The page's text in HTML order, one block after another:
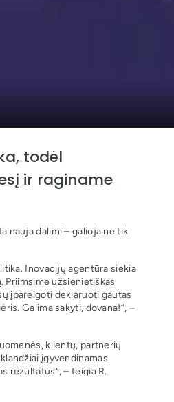
todėl
ir raginame
nauja dalimi – galioja ne tik
Inovacijų agentūra siekia
Priimsime užsienietiškas
įpareigoti deklaruoti gautas
Galima sakyti, dovana!“, –
klientų, partnerių
įgyvendinamas
rezultatus“, – teigia R.